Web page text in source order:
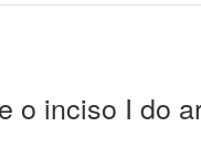
o inciso I do